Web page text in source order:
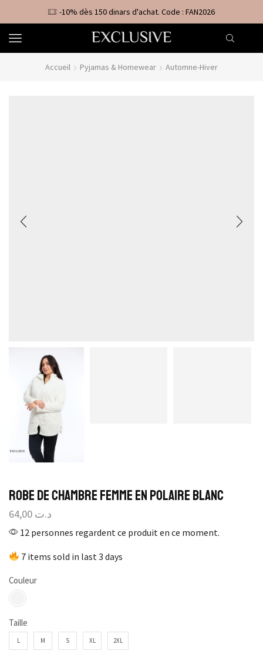
-10% dès 150 dinars d'achat. Code : FAN2026
Accueil Pyjamas & Homewear Automne-Hiver
Robe de Chambre Femme En Polaire Blanc
د.ت
12 personnes regardent ce produit en ce moment.
7 items sold in last 3 days
Couleur
Taille
L M S XL 2XL